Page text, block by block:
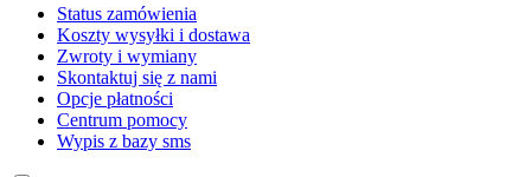
Status zamówienia
Koszty wysyłki i dostawa
Zwroty i wymiany
Skontaktuj się z nami
Opcje płatności
Centrum pomocy
Wypis z bazy sms